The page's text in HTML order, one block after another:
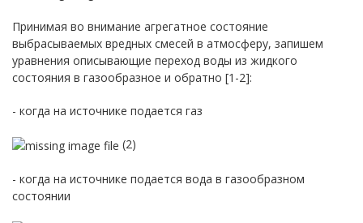
Принимая во внимание агрегатное состояние
выбрасываемых вредных смесей в атмосферу, запишем
уравнения описывающие переход воды из жидкого
состояния в газообразное и обратно [1-2]:
- когда на источнике подается газ
(2)
- когда на источнике подается вода в газообразном
состоянии